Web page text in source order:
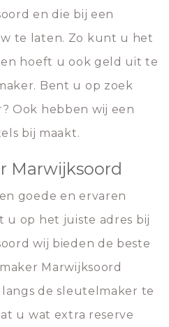
en die bij een
te laten. Zo kunt u het
hoeft u ook geld uit te
Bent u op zoek
Ook hebben wij een
bij maakt.
Marwijksoord
goede en ervaren
op het juiste adres bij
wij bieden de beste
Marwijksoord
de sleutelmaker te
u wat extra reserve